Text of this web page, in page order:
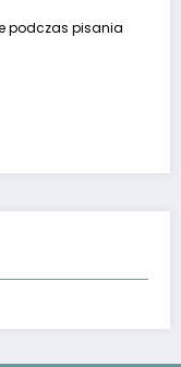
podczas pisania